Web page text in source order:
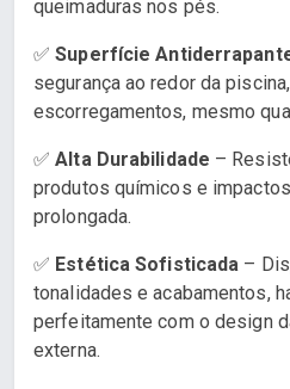
queimaduras nos pés.
✅Superfície
segurança ao redor da
escorregamentos, mesmo
✅Alta Durabilidade –
produtos químicos e
prolongada.
✅ Estética Sofisticada –
tonalidades e acabamentos,
perfeitamente com o design
externa.